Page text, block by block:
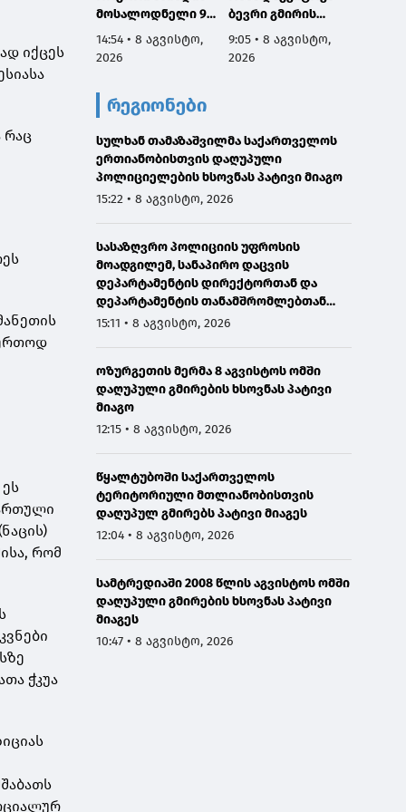
იქცეს
რაც
რომ
ჭკუა
მოსალოდნელი 9-
11 აგვისტოს
საქართველოში
14:54 • 8 აგვისტო,
2026
ბევრი გმირის
სახელი და
დაგვაკისრა
ინტერესებზე
ზრუნვისას და
მშვიდობით
შევძლოთ
9:05 • 8 აგვისტო,
2026
რეგიონები
სულხან თამაზაშვილმა საქართველოს
ერთიანობისთვის დაღუპული
პოლიციელების ხსოვნას პატივი მიაგო
15:22 • 8 აგვისტო, 2026
სასაზღვრო პოლიციის უფროსის
მოადგილემ, სანაპირო დაცვის
დეპარტამენტის დირექტორთან და
დეპარტამენტის თანამშრომლებთან
ერთად სანაპირო დაცვის ფოთის ბაზაზე
15:11 • 8 აგვისტო, 2026
ოზურგეთის მერმა 8 აგვისტოს ომში
დაღუპული გმირების ხსოვნას პატივი
მიაგო
12:15 • 8 აგვისტო, 2026
წყალტუბოში საქართველოს
ტერიტორიული მთლიანობისთვის
დაღუპულ გმირებს პატივი მიაგეს
12:04 • 8 აგვისტო, 2026
სამტრედიაში 2008 წლის აგვისტოს ომში
დაღუპული გმირების ხსოვნას პატივი
მიაგეს
10:47 • 8 აგვისტო, 2026